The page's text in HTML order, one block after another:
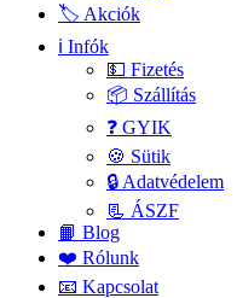
🏷️ Akciók
ℹ️ Infók
💵 Fizetés
📦 Szállítás
❓ GYIK
🍪 Sütik
🔒 Adatvédelem
📃 ÁSZF
📙 Blog
❤️ Rólunk
📧 Kapcsolat